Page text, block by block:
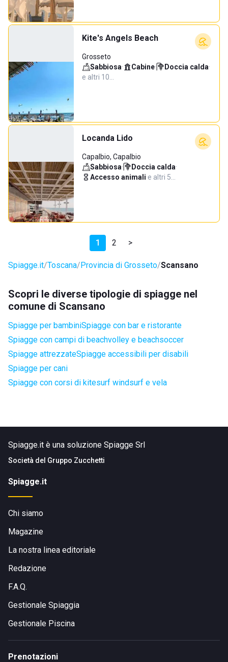
Kite's Angels Beach
Grosseto
Sabbiosa· Cabine· Doccia calda·
e altri 10…
Locanda Lido
Capalbio, Capalbio
Sabbiosa· Doccia calda·
Accesso animali·e altri 5…
1 2 >
Spiagge.it Toscana Provincia di Grosseto Scansano
Scopri le diverse tipologie di spiagge nel
comune di Scansano
Spiagge per bambiniSpiagge con bar e ristorante
Spiagge con campi di beachvolley e beachsoccer
Spiagge attrezzateSpiagge accessibili per disabili
Spiagge per cani
Spiagge con corsi di kitesurf windsurf e vela
Spiagge.it è una soluzione Spiagge Srl
Società del Gruppo Zucchetti
Spiagge.it
Chi siamo
Magazine
La nostra linea editoriale
Redazione
F.A.Q.
Gestionale Spiaggia
Gestionale Piscina
Prenotazioni